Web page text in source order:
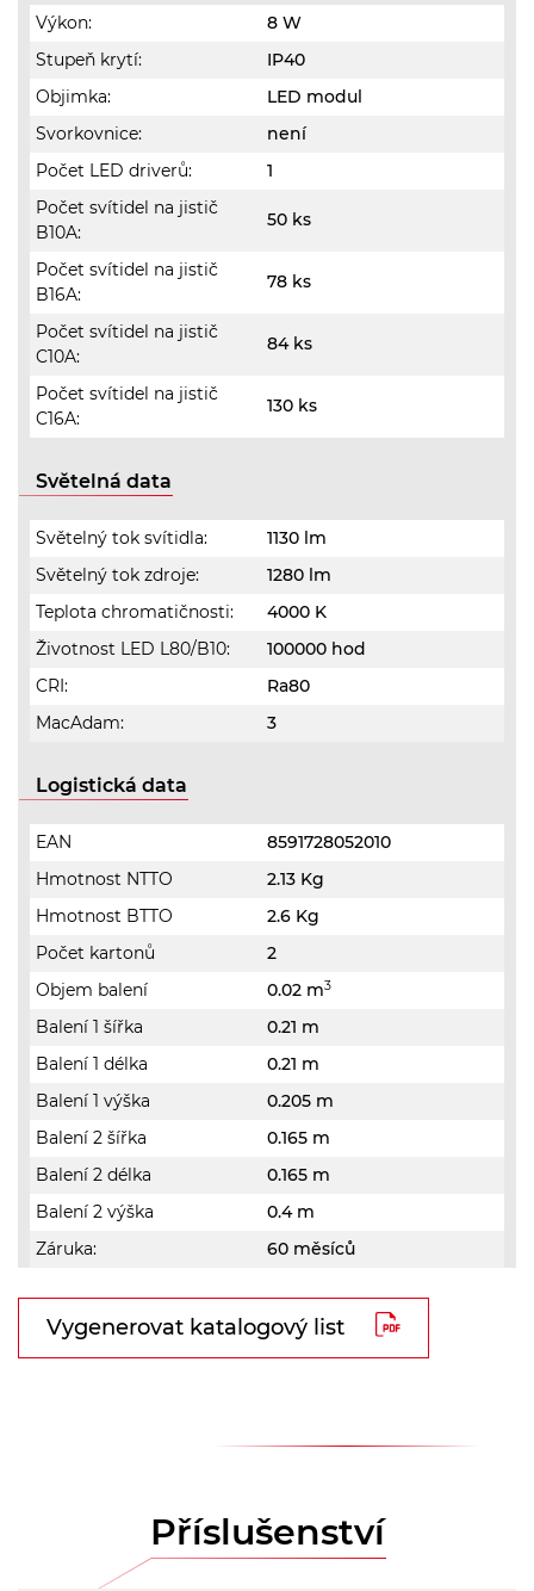
Výkon:
8 W
Stupeň krytí:
IP40
Objimka:
LED modul
Svorkovnice:
není
Počet LED driverů:
1
Počet svítidel na jistič
B10A:
50 ks
Počet svítidel na jistič
B16A:
78 ks
Počet svítidel na jistič
C10A:
84 ks
Počet svítidel na jistič
C16A:
130 ks
Světelná data
Světelný tok svítidla:
1130 lm
Světelný tok zdroje:
1280 lm
Teplota chromatičnosti:
4000 K
Životnost LED L80/B10:
100000 hod
CRI:
Ra80
MacAdam:
3
Logistická data
EAN
8591728052010
Hmotnost NTTO
2.13 Kg
Hmotnost BTTO
2.6 Kg
Počet kartonů
2
Objem balení
0.02 m3
Balení 1 šířka
0.21 m
Balení 1 délka
0.21 m
Balení 1 výška
0.205 m
Balení 2 šířka
0.165 m
Balení 2 délka
0.165 m
Balení 2 výška
0.4 m
Záruka:
60 měsíců
Vygenerovat katalogový list
Příslušenství